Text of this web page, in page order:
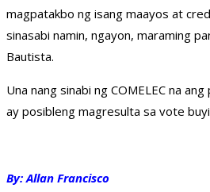
magpatakbo ng isang maayos at
sinasabi namin, ngayon, maraming
Bautista.
Una nang sinabi ng COMELEC na
ay posibleng magresulta sa vote
By: Allan Francisco